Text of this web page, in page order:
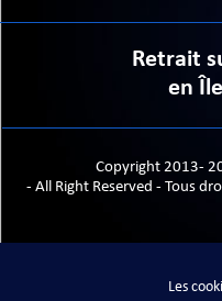
Les
Retrait
en
Copyright 2013-
- All Right Reserved - Tous